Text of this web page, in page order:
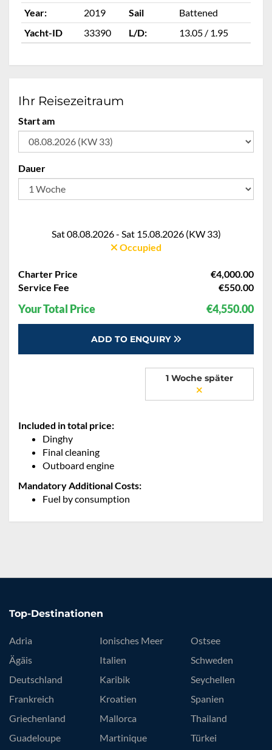
Year:
2019 Sail
Battened
Yacht-ID
33390 L/D: 13.05 / 1.95
Ihr Reisezeitraum
Start am
Dauer
Sat 08.08.2026 - Sat 15.08.2026 (KW 33)
Occupied
Charter Price
€4,000.00
Service Fee
€550.00
Your Total Price €4,550.00
ADD TO ENQUIRY
1 Woche später
Included in total price:
Dinghy
Final cleaning
Outboard engine
Mandatory Additional Costs:
Fuel by consumption
Top-Destinationen
Adria
Ägäis
Deutschland
Frankreich
Griechenland
Guadeloupe
Ionisches Meer
Italien
Karibik
Kroatien
Mallorca
Martinique
Ostsee
Schweden
Seychellen
Spanien
Thailand
Türkei